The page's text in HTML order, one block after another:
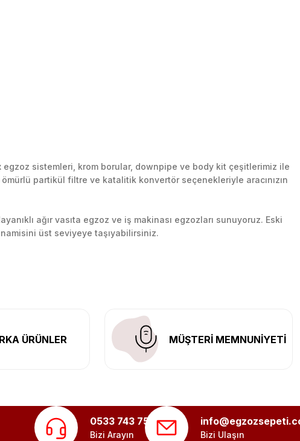
egzoz sistemleri, krom borular, downpipe ve body kit çeşitlerimiz ile
partikül filtre ve katalitik konvertör seçenekleriyle aracınızın
ağır vasıta egzoz ve iş makinası egzozları sunuyoruz. Eski
üst seviyeye taşıyabilirsiniz.
her yerine güvenli kargo ile teslimat gerçekleştiriyoruz.
ÜRÜNLER MÜŞTERİ MEMNUNİYETİ
0533 743 75 56
Bizi Arayın Bizi Ulaşın